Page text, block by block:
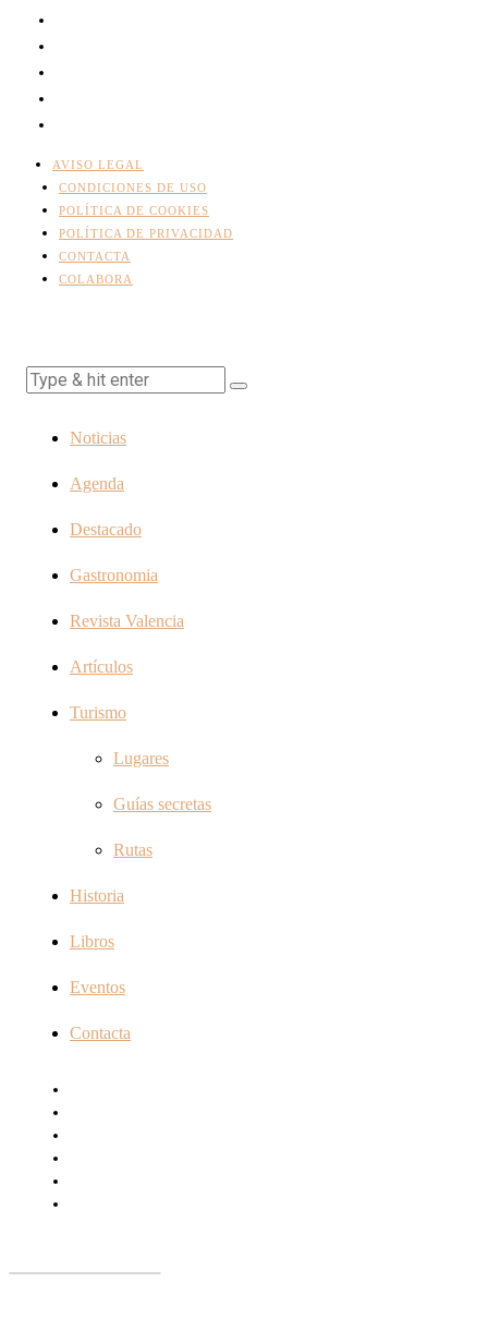
AVISO LEGAL
CONDICIONES DE USO
POLÍTICA DE COOKIES
POLÍTICA DE PRIVACIDAD
CONTACTA
COLABORA
Noticias
Agenda
Destacado
Gastronomia
Revista Valencia
Artículos
Turismo
Lugares
Guías secretas
Rutas
Historia
Libros
Eventos
Contacta